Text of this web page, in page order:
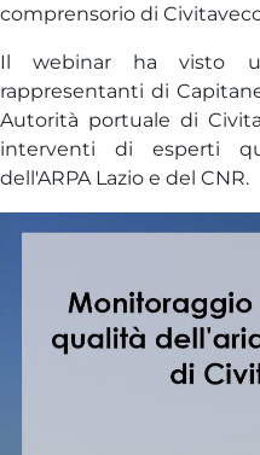
comprensorio di
Il webinar ha visto
rappresentanti di
Autorità portuale di
interventi di esperti
dell'ARPA Lazio e del CNR.